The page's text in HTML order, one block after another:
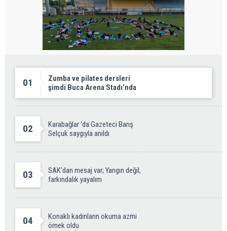
01
Zumba ve pilates dersleri
şimdi Buca Arena Stadı’nda
02
Karabağlar ‘da Gazeteci Barış
Selçuk saygıyla anıldı
03
SAK’dan mesaj var; Yangın değil,
farkındalık yayalım
04
Konaklı kadınların okuma azmi
örnek oldu